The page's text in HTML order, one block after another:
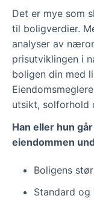
Det er mye som
til boligverdier.
analyser av
prisutviklingen i
boligen din med
utsikt, solforhold
Han eller hun
eiendommen
Boligens
Standard